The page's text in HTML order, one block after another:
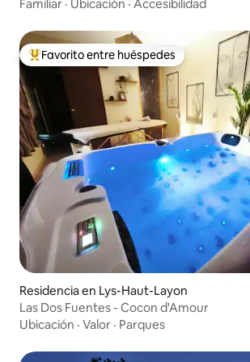
Familiar · Ubicación · Accesibilidad
De los mejores en Favorito entre huéspedes
Favorito entre huéspedes
Residencia en Lys-Haut-Layon
Las Dos Fuentes - Cocon d'Amour
Ubicación · Valor · Parques